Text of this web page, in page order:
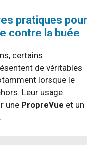
pratiques pour
contre la buée
certains
de véritables
lorsque le
Leur usage
une PropreVue et un